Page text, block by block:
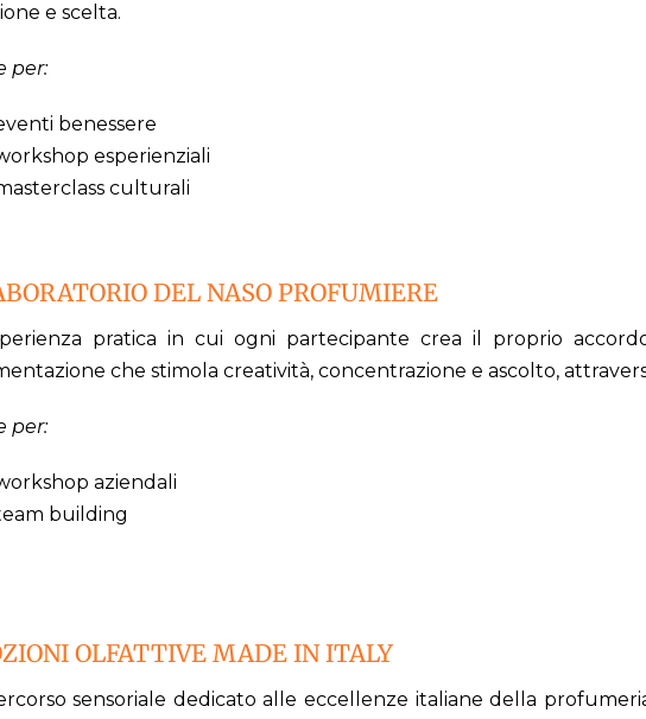
e scelta.
per:
benessere
esperienziali
culturali
DEL NASO PROFUMIERE
pratica in cui ogni partecipante crea il proprio
che stimola creatività, concentrazione e ascolto,
per:
aziendali
building
OLFATTIVE MADE IN ITALY
sensoriale dedicato alle eccellenze italiane della